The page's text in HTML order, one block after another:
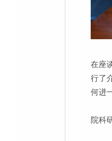
在座
行了
何进
院科